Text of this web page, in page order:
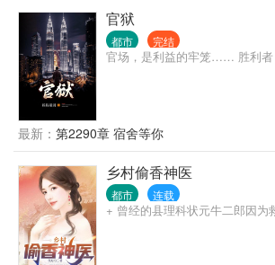
官狱
都市 完结
官场，是利益的牢笼…… 胜利者
最新： 第2290章 宿舍等你
乡村偷香神医
都市 连载
+ 曾经的县理科状元牛二郎因